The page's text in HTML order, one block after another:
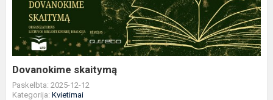
Dovanokime skaitymą
Paskelbta: 2025-12-12
Kategorija: Kvietimai